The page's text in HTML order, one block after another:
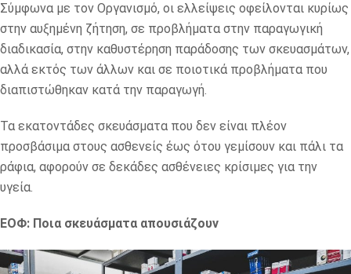
Σύμφωνα με τον Οργανισμό, οι ελλείψεις οφείλονται κυρίως
στην αυξημένη ζήτηση, σε προβλήματα στην παραγωγική
διαδικασία, στην καθυστέρηση παράδοσης των σκευασμάτων,
αλλά εκτός των άλλων και σε ποιοτικά προβλήματα που
διαπιστώθηκαν κατά την παραγωγή.
Τα εκατοντάδες σκευάσματα που δεν είναι πλέον
προσβάσιμα στους ασθενείς έως ότου γεμίσουν και πάλι τα
ράφια, αφορούν σε δεκάδες ασθένειες κρίσιμες για την
υγεία.
ΕΟΦ: Ποια σκευάσματα απουσιάζουν